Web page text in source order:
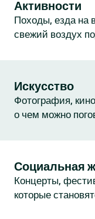
Активности
Походы, езда на
свежий воздух
Искусство
Фотография,
о чем можно
Социальная
Концерты,
которые